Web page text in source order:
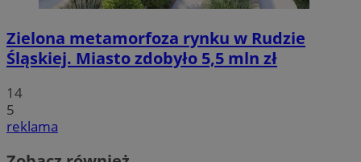
Zielona metamorfoza rynku w Rudzie
Śląskiej. Miasto zdobyło 5,5 mln zł
14
5
reklama